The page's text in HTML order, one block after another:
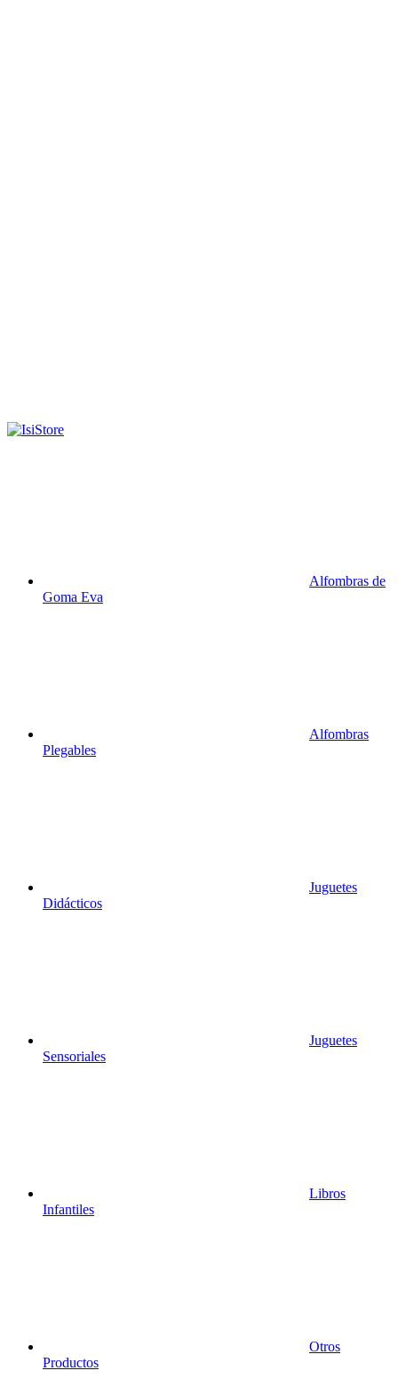
Alfombras de
Goma Eva
Alfombras
Plegables
Juguetes
Didácticos
Juguetes
Sensoriales
Libros
Infantiles
Otros
Productos